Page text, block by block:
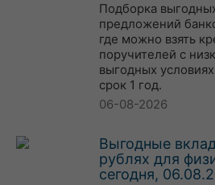
Подборка
предложений
где можно взять
поручителей с
выгодных
срок 1 год.
06-08-2026
Выгодные
рублях для
сегодня,